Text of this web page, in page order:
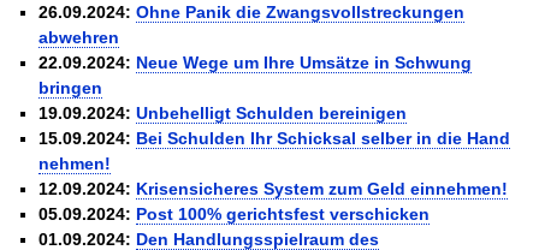
Wie man mit Pfändungen umgeht BRANDNEU
Bestens informiert sein
TV-Lehrgang: Wie man mit Pfändungen umgeht EMPFEHLUNG
Schnell und kompakt
Schach der SCHUFA FRISCH EINGETROFFEN
Schnell eine saubere SCHUFA
Das richtige Post-Know-How
Ihren Zeitgewinn maximieren
GbR-Vertrag mit beschränkter Haftung BRANDNEU
GbR als Einzelperson gründen
26.09.2024:Ohne Panik die Zwangsvollstreckungen
abwehren
22.09.2024: Neue Wege um Ihre Umsätze in Schwung
bringen
19.09.2024:Unbehelligt Schulden bereinigen
15.09.2024: Bei Schulden Ihr Schicksal selber in die Hand
nehmen!
12.09.2024: Krisensicheres System zum Geld einnehmen!
05.09.2024: Post 100% gerichtsfest verschicken
01.09.2024: Den Handlungsspielraum des